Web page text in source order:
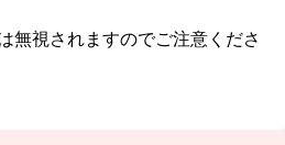
無視されますのでご注意くださ